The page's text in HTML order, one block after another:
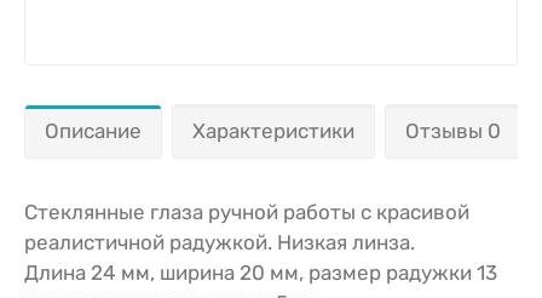
Описание Характеристики Отзывы 0
Стеклянные глаза ручной работы с красивой
реалистичной радужкой. Низкая линза.
Длина 24 мм, ширина 20 мм, размер радужки 13